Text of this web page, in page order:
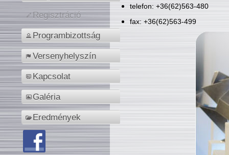
Regisztráció
Programbizottság
Versenyhelyszín
Kapcsolat
Galéria
Eredmények
telefon: +36(62)563-480
fax: +36(62)563-499